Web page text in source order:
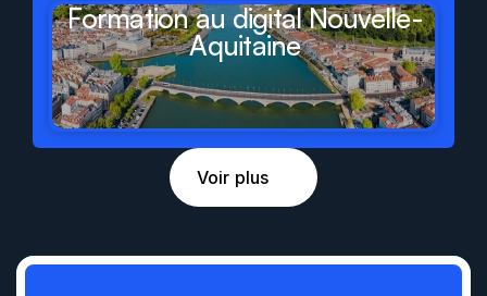
Formation au digital Nouvelle-
Aquitaine
Voir plus